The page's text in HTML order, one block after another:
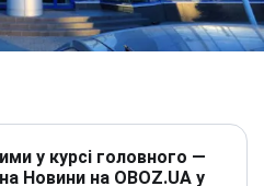
у курсі головного —
Новини на OBOZ.UA у